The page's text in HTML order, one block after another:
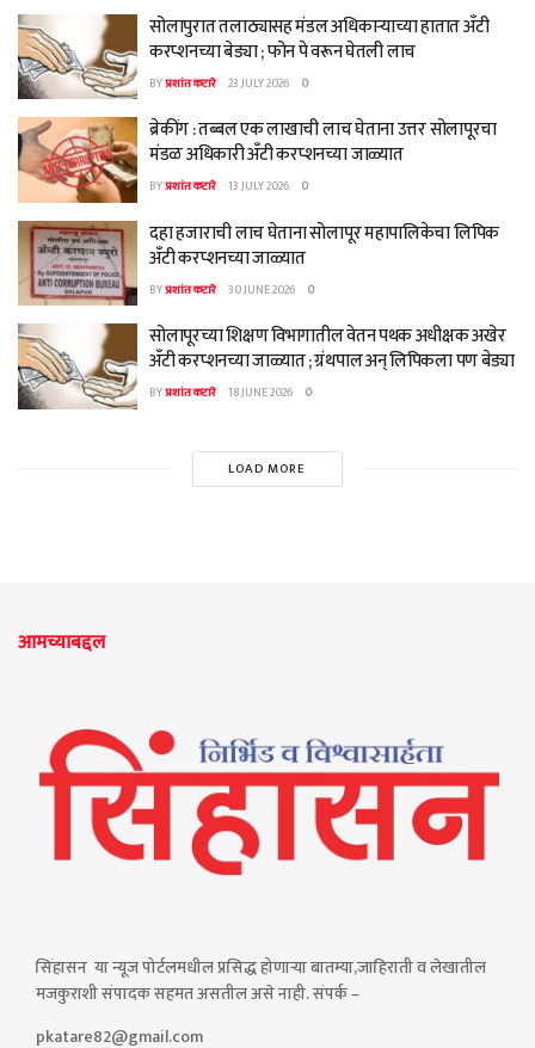
सोलापुरात तलाठ्यासह मंडल अधिकाऱ्याच्या हातात अँटी
करप्शनच्या बेड्या ; फोन पे वरून घेतली लाच
BYप्रशांत कटारे 23 JULY 2026 0
ब्रेकींग : तब्बल एक लाखाची लाच घेताना उत्तर सोलापूरचा
मंडळ अधिकारी अँटी करप्शनच्या जाळ्यात
BYप्रशांत कटारे 13 JULY 2026 0
दहा हजाराची लाच घेताना सोलापूर महापालिकेचा लिपिक
अँटी करप्शनच्या जाळ्यात
BYप्रशांत कटारे 30 JUNE 2026 0
सोलापूरच्या शिक्षण विभागातील वेतन पथक अधीक्षक अखेर
अँटी करप्शनच्या जाळ्यात ; ग्रंथपाल अन् लिपिकला पण बेड्या
BYप्रशांत कटारे 18 JUNE 2026 0
LOAD MORE
आमच्याबद्दल
सिंहासन या न्यूज पोर्टलमधील प्रसिद्ध होणाऱ्या बातम्या,जाहिराती व लेखातील
मजकुराशी संपादक सहमत असतील असे नाही. संपर्क –
pkatare82@gmail.com